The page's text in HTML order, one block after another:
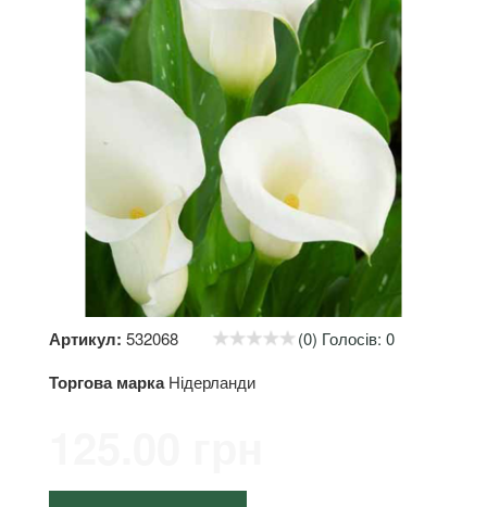
Артикул: 532068 (0) Голосів: 0
Торгова марка Нідерланди